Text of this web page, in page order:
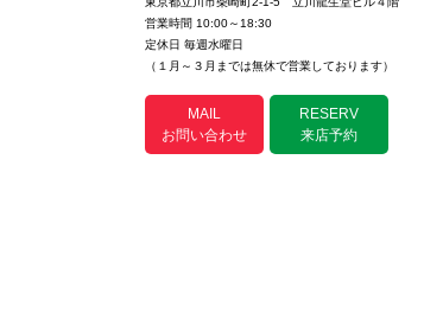
営業時間 10:00～18:30
定休日 毎週水曜日
（１月～３月までは無休で営業しております）
MAIL
お問い合わせ
RESERV
来店予約